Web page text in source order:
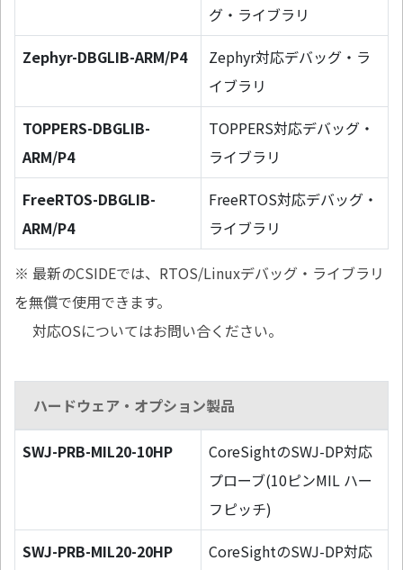
グ・ライブラリ
Zephyr-DBGLIB-ARM/P4
Zephyr対応デバッグ・ラ
イブラリ
TOPPERS-DBGLIB-
ARM/P4
TOPPERS対応デバッグ・
ライブラリ
FreeRTOS-DBGLIB-
ARM/P4
FreeRTOS対応デバッグ・
ライブラリ
※ 最新のCSIDEでは、RTOS/Linuxデバッグ・ライブラリ
を無償で使用できます。
対応OSについてはお問い合ください。
ハードウェア・オプション製品
SWJ-PRB-MIL20-10HP
CoreSightのSWJ-DP対応
プローブ(10ピンMIL ハー
フピッチ)
SWJ-PRB-MIL20-20HP
CoreSightのSWJ-DP対応